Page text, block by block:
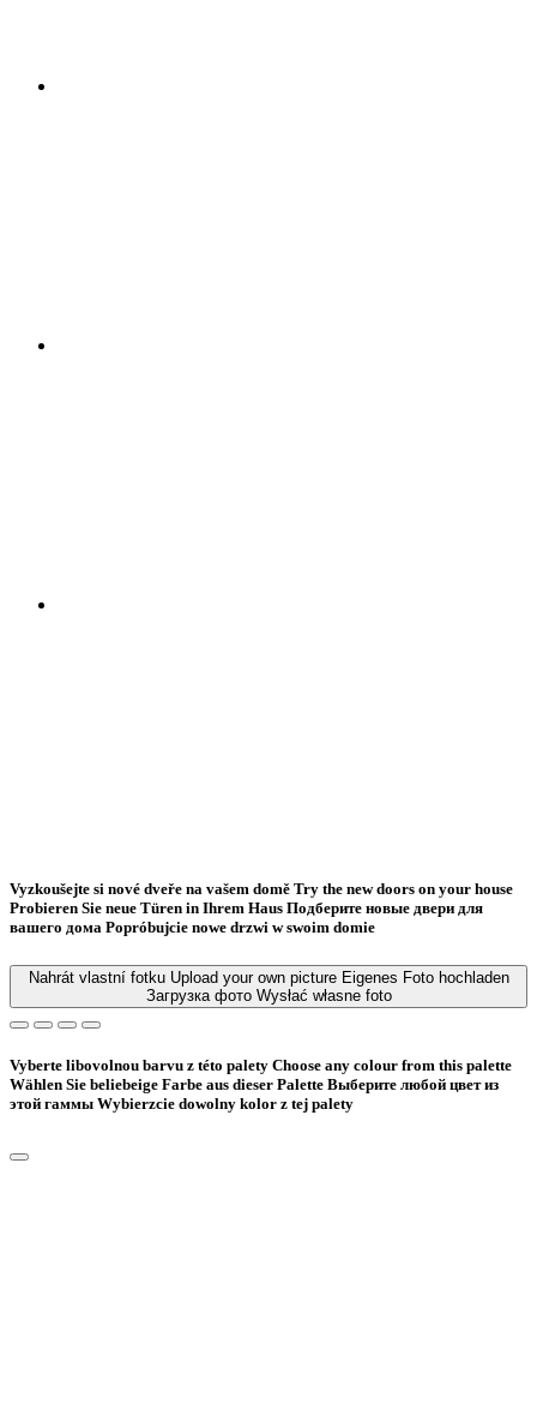
Vyzkoušejte si nové dveře na vašem domě Try the new doors on your house
Probieren Sie neue Türen in Ihrem Haus Подберите новые двери для
вашего дома Popróbujcie nowe drzwi w swoim domie
Nahrát vlastní fotku Upload your own picture Eigenes Foto hochladen
Загрузка фото Wysłać własne foto
Vyberte libovolnou barvu z této palety Choose any colour from this palette
Wählen Sie beliebeige Farbe aus dieser Palette Bыберите любой цвет из
этой гаммы Wybierzcie dowolny kolor z tej palety